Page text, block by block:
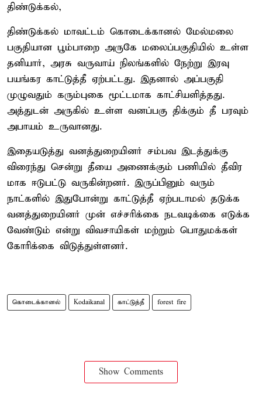
திண்டுக்கல்,
திண்டுக்கல் மாவட்டம் கொடைக்கானல் மேல்மலை
பகுதியான பூம்பாறை அருகே மலைப்பகுதியில் உள்ள
தனியார், அரசு வருவாய் நிலங்களில் நேற்று இரவு
பயங்கர காட்டுத்தீ ஏற்பட்டது. இதனால் அப்பகுதி
முழுவதும் கரும்புகை மூட்டமாக காட்சியளித்தது.
அத்துடன் அருகில் உள்ள வனப்பகு திக்கும் தீ பரவும்
அபாயம் உருவானது.
இதையடுத்து வனத்துறையினர் சம்பவ இடத்துக்கு
விரைந்து சென்று தீயை அணைக்கும் பணியில் தீவிர
மாக ஈடுபட்டு வருகின்றனர். இருப்பினும் வரும்
நாட்களில் இதுபோன்று காட்டுத்தீ ஏற்படாமல் தடுக்க
வனத்துறையினர் முன் எச்சரிக்கை நடவடிக்கை எடுக்க
வேண்டும் என்று விவசாயிகள் மற்றும் பொதுமக்கள்
கோரிக்கை விடுத்துள்ளனர்.
கொடைக்கானல் Kodaikanal காட்டுத்தீ forest fire
Show Comments